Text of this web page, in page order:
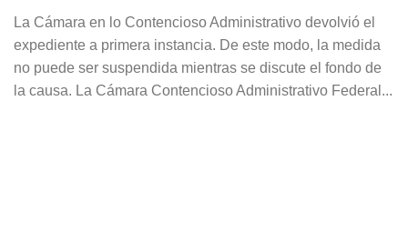
La Cámara en lo Contencioso Administrativo devolvió el
expediente a primera instancia. De este modo, la medida
no puede ser suspendida mientras se discute el fondo de
la causa. La Cámara Contencioso Administrativo Federal...